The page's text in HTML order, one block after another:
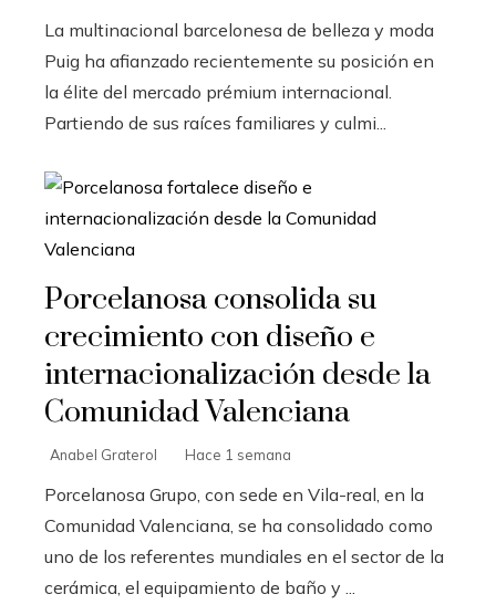
La multinacional barcelonesa de belleza y moda
Puig ha afianzado recientemente su posición en
la élite del mercado prémium internacional.
Partiendo de sus raíces familiares y culmi...
Porcelanosa consolida su
crecimiento con diseño e
internacionalización desde la
Comunidad Valenciana
Anabel Graterol Hace 1 semana
Porcelanosa Grupo, con sede en Vila-real, en la
Comunidad Valenciana, se ha consolidado como
uno de los referentes mundiales en el sector de la
cerámica, el equipamiento de baño y ...